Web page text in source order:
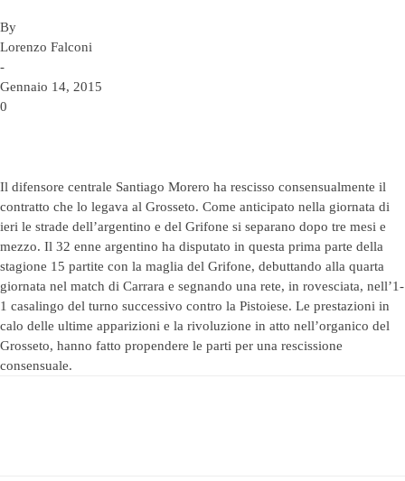
By
Lorenzo Falconi
-
Gennaio 14, 2015
0
Il difensore centrale Santiago Morero ha rescisso consensualmente il
contratto che lo legava al Grosseto. Come anticipato nella giornata di
ieri le strade dell’argentino e del Grifone si separano dopo tre mesi e
mezzo. Il 32 enne argentino ha disputato in questa prima parte della
stagione 15 partite con la maglia del Grifone, debuttando alla quarta
giornata nel match di Carrara e segnando una rete, in rovesciata, nell’1-
1 casalingo del turno successivo contro la Pistoiese. Le prestazioni in
calo delle ultime apparizioni e la rivoluzione in atto nell’organico del
Grosseto, hanno fatto propendere le parti per una rescissione
consensuale.